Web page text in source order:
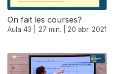
On fait les courses?
Aula 43 | 27 min. | 20 abr. 2021
540396